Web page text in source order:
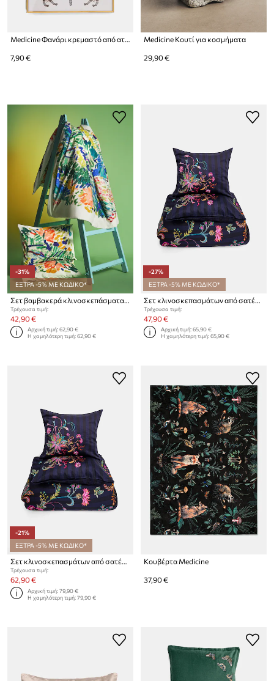
7,90 €
Medicine Κουτί για κοσμήματα
29,90 €
-31%
ΕΞΤΡΑ -5% ΜΕ ΚΩΔΙΚΟ*
Σετ βαμβακερά κλινοσκεπάσματα Medicine
Τρέχουσα τιμή:
42,90 €
Αρχική τιμή:62,90 €
Η χαμηλότερη τιμή:62,90 €
-27%
ΕΞΤΡΑ -5% ΜΕ ΚΩΔΙΚΟ*
Σετ κλινοσκεπασμάτων από σατέν βαμβάκι Medicine 160 x 200 cm
Τρέχουσα τιμή:
47,90 €
Αρχική τιμή:65,90 €
Η χαμηλότερη τιμή:65,90 €
-21%
ΕΞΤΡΑ -5% ΜΕ ΚΩΔΙΚΟ*
Σετ κλινοσκεπασμάτων από σατέν βαμβάκι Medicine 50 x 60 cm / 200 x 200 cm
Τρέχουσα τιμή:
62,90 €
Αρχική τιμή:79,90 €
Η χαμηλότερη τιμή:79,90 €
Κουβέρτα Medicine
37,90 €